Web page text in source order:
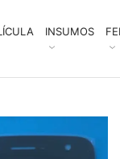
INSUMOS